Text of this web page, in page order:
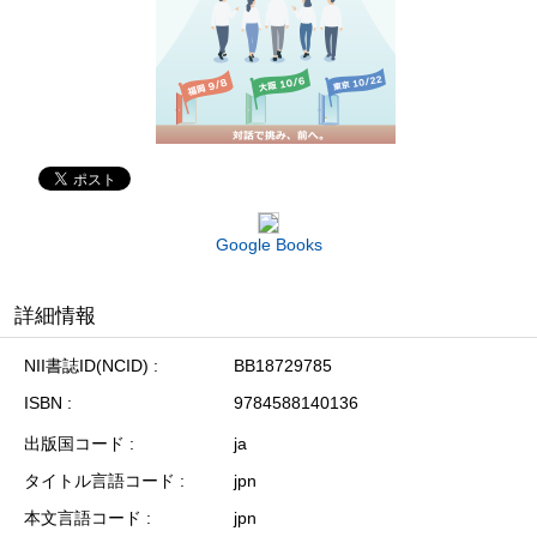
Google Books
詳細情報
NII書誌ID(NCID)
BB18729785
ISBN
9784588140136
出版国コード
ja
タイトル言語コード
jpn
本文言語コード
jpn